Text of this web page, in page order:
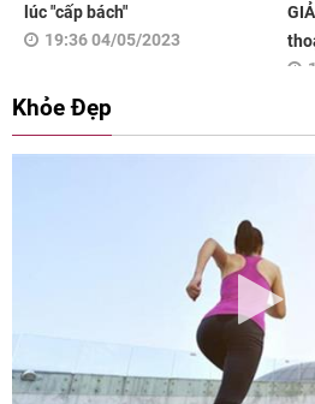
lúc "cấp bách"
19:36 04/05/2023
Khỏe Đẹp